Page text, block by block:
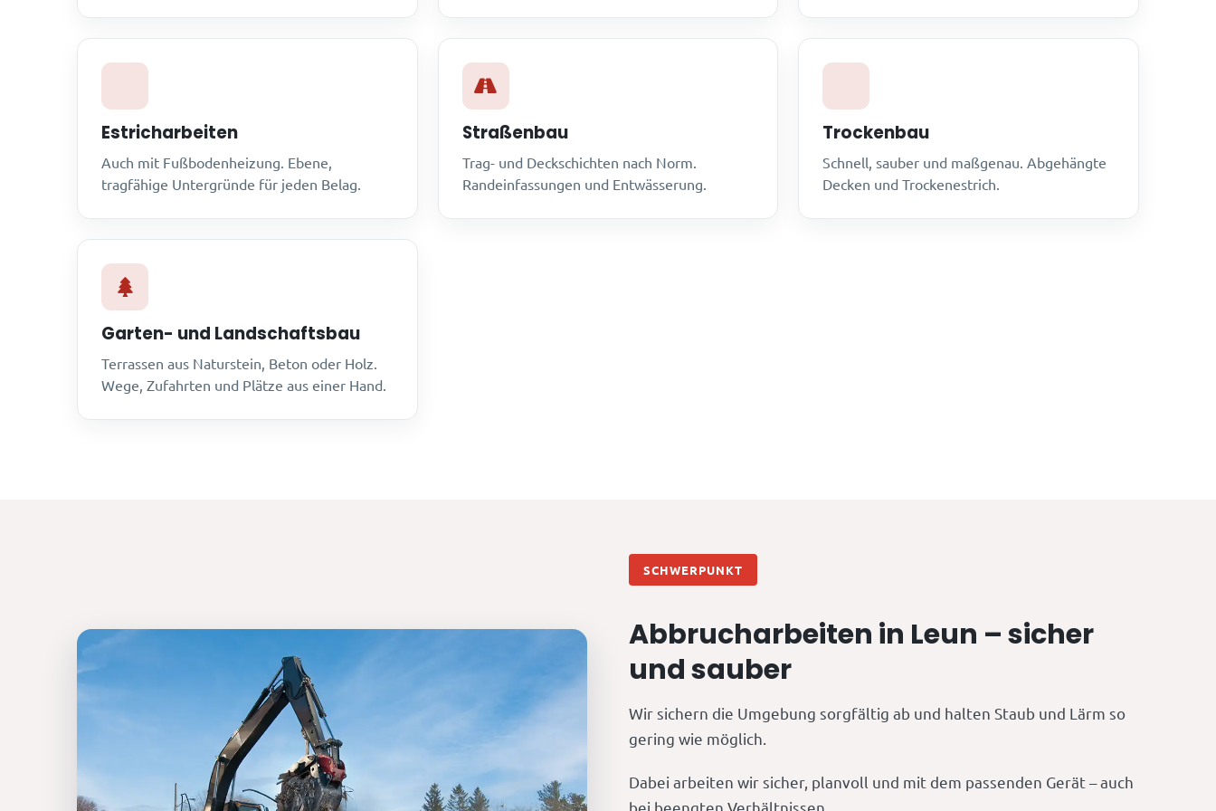
Estricharbeiten
Auch mit Fußbodenheizung. Ebene,
tragfähige Untergründe für jeden Belag.
Straßenbau
Trag- und Deckschichten nach Norm.
Randeinfassungen und Entwässerung.
Trockenbau
Schnell, sauber und maßgenau. Abgehängte
Decken und Trockenestrich.
Garten- und Landschaftsbau
Terrassen aus Naturstein, Beton oder Holz.
Wege, Zufahrten und Plätze aus einer Hand.
SCHWERPUNKT
Abbrucharbeiten in Leun – sicher
und sauber
Wir sichern die Umgebung sorgfältig ab und halten Staub und Lärm so
gering wie möglich.
Dabei arbeiten wir sicher, planvoll und mit dem passenden Gerät – auch
bei beengten Verhältnissen.